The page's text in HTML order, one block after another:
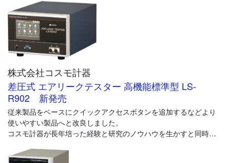
株式会社コスモ計器
差圧式 エアリークテスター 高機能標準型 LS-
R902 新発売
従来製品をベースにクイックアクセスボタンを追加するなどより
使いやすい製品へと改良しました。
コスモ計器が長年培った経験と研究のノウハウを生かすと同時に
ークテスターです。